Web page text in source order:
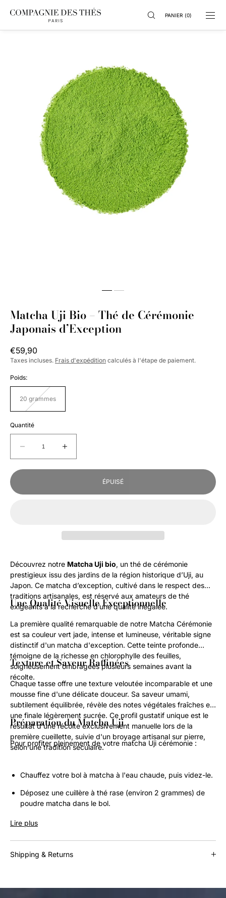
PASSER AU
CONTENU
PANIER (0)
Matcha Uji Bio – Thé de Cérémonie
Japonais d’Exception
Prix
habituel
€59,90
Taxes incluses. Frais d'expédition calculés à l'étape de paiement.
Poids:
20 grammes
Variante
ou
Quantité
Réduire
la
quantité
Matcha
Japonais
d’Exception
Augmenter
la
quantité
Matcha
Japonais
d’Exception
ÉPUISÉ
Découvrez notre Matcha Uji bio, un thé de cérémonie
prestigieux issu des jardins de la région historique d’Uji, au
Japon. Ce matcha d’exception, cultivé dans le respect des
traditions artisanales, est réservé aux amateurs de thé
exigeants à la recherche d’une qualité inégalée.
Une Qualité Visuelle Exceptionnelle
La première qualité remarquable de notre Matcha Cérémonie
est sa couleur vert jade, intense et lumineuse, véritable signe
distinctif d'un matcha d'exception. Cette teinte profonde
témoigne de la richesse en chlorophylle des feuilles,
soigneusement ombragées plusieurs semaines avant la
récolte.
Texture et Saveur Raffinées
Chaque tasse offre une texture veloutée incomparable et une
mousse fine d'une délicate douceur. Sa saveur umami,
subtilement équilibrée, révèle des notes végétales fraîches et
une finale légèrement sucrée. Ce profil gustatif unique est le
résultat d'une récolte exclusivement manuelle lors de la
première cueillette, suivie d'un broyage artisanal sur pierre,
selon une tradition séculaire.
Préparation du Matcha Uji
Pour profiter pleinement de votre matcha Uji cérémonie :
Chauffez votre bol à matcha à l'eau chaude, puis videz-le.
Déposez une cuillère à thé rase (environ 2 grammes) de
poudre matcha dans le bol.
Versez environ 70 ml d'eau chaude (idéalement entre 70 et
jusqu'à l'obtention d'une mousse crémeuse et homogène.
Lire plus
Shipping & Returns